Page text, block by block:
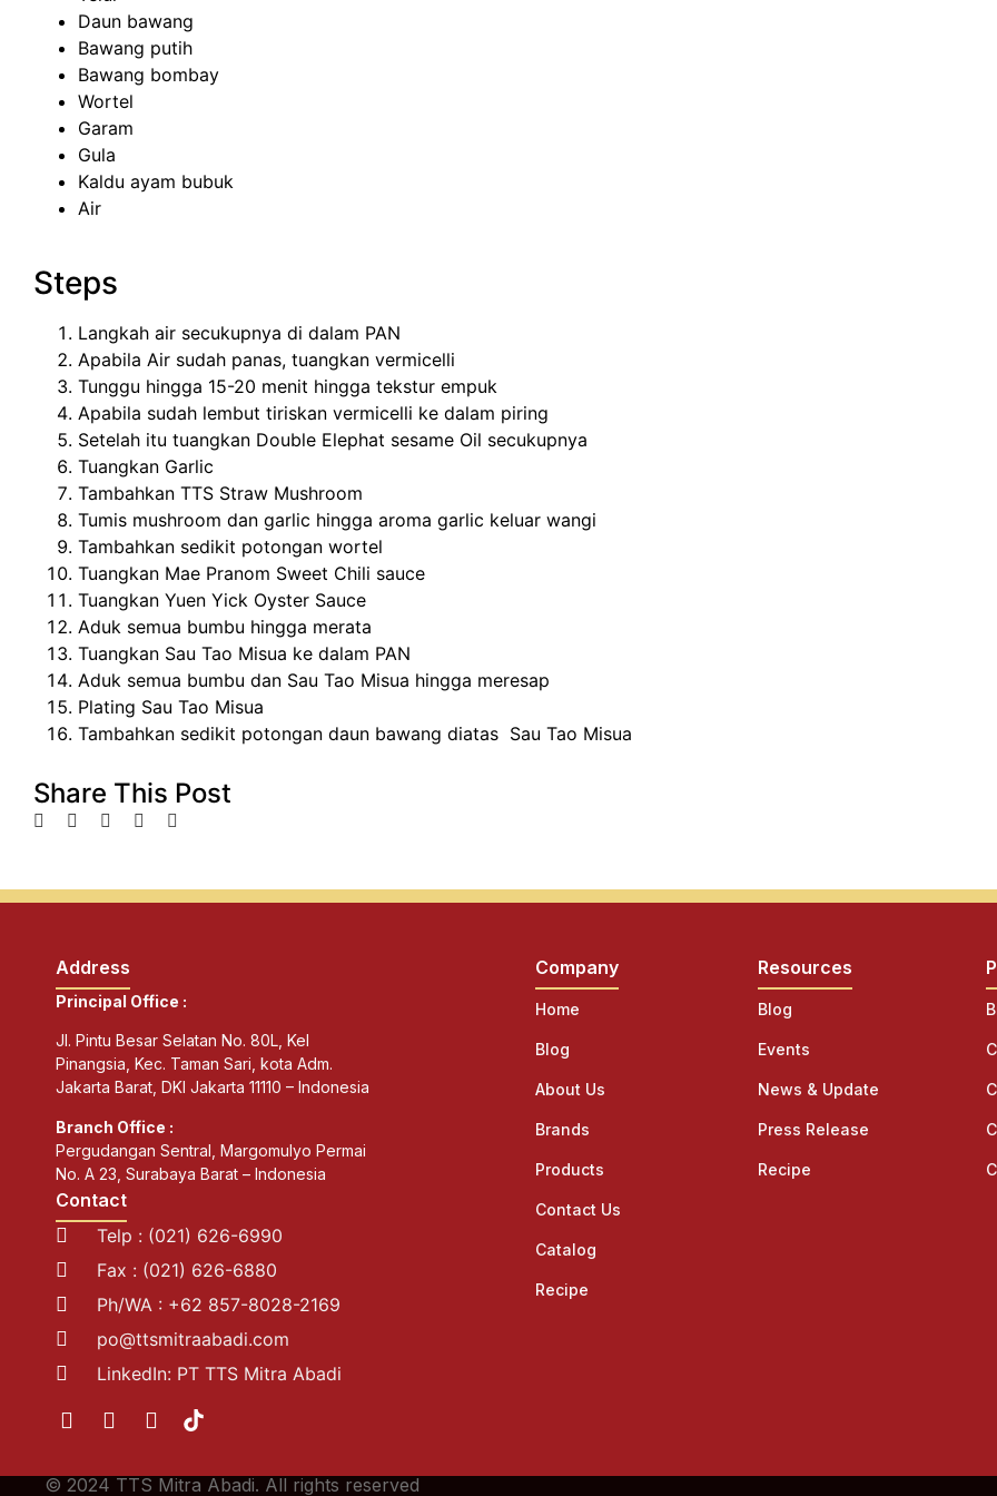
Daun bawang
Bawang putih
Bawang bombay
Wortel
Garam
Gula
Kaldu ayam bubuk
Air
Steps
Langkah air secukupnya di dalam PAN
Apabila Air sudah panas, tuangkan vermicelli
Tunggu hingga 15-20 menit hingga tekstur empuk
Apabila sudah lembut tiriskan vermicelli ke dalam piring
Setelah itu tuangkan Double Elephat sesame Oil secukupnya
Tuangkan Garlic
Tambahkan TTS Straw Mushroom
Tumis mushroom dan garlic hingga aroma garlic keluar wangi
Tambahkan sedikit potongan wortel
Tuangkan Mae Pranom Sweet Chili sauce
Tuangkan Yuen Yick Oyster Sauce
Aduk semua bumbu hingga merata
Tuangkan Sau Tao Misua ke dalam PAN
Aduk semua bumbu dan Sau Tao Misua hingga meresap
Plating Sau Tao Misua
Tambahkan sedikit potongan daun bawang diatas Sau Tao Misua
Share This Post
Address
Principal Office :
Jl. Pintu Besar Selatan No. 80L, Kel
Pinangsia, Kec. Taman Sari, kota Adm.
Jakarta Barat, DKI Jakarta 11110 – Indonesia
Branch Office :
Pergudangan Sentral, Margomulyo Permai
No. A 23, Surabaya Barat – Indonesia
Contact
Telp : (021) 626-6990
Fax : (021) 626-6880
Ph/WA : +62 857-8028-2169
po@ttsmitraabadi.com
LinkedIn: PT TTS Mitra Abadi
Company
Home
Blog
About Us
Brands
Products
Contact Us
Catalog
Recipe
Resources
Blog
Events
News & Update
Press Release
Recipe
© 2024 TTS Mitra Abadi. All rights reserved